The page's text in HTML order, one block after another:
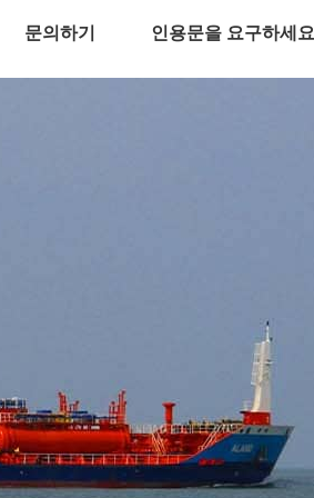
문의하기 인용문을 요구하세요